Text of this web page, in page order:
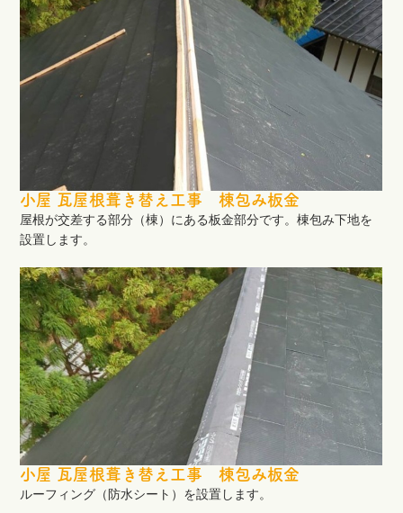
小屋 瓦屋根葺き替え工事 棟包み板金
屋根が交差する部分（棟）にある板金部分です。棟包み下地を
設置します。
小屋 瓦屋根葺き替え工事 棟包み板金
ルーフィング（防水シート）を設置します。